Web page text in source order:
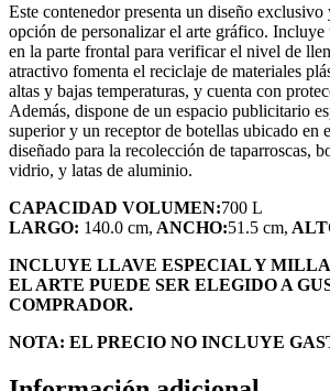
Este contenedor presenta un diseño
opción de personalizar el arte gráfico.
en la parte frontal para verificar el nivel de
atractivo fomenta el reciclaje de materiales
altas y bajas temperaturas, y cuenta con
Además, dispone de un espacio publicitario
superior y un receptor de botellas ubicado en
diseñado para la recolección de taparroscas,
vidrio, y latas de aluminio.
CAPACIDAD VOLUMEN:700 L
LARGO: 140.0 cm, ANCHO:51.5 cm,
INCLUYE LLAVE ESPECIAL Y
EL ARTE PUEDE SER ELEGIDO A
COMPRADOR.
NOTA: EL PRECIO NO INCLUYE